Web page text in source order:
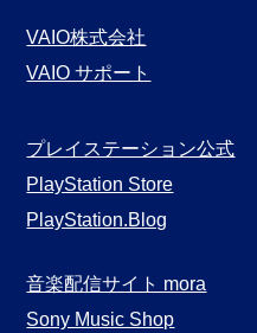
VAIO株式会社
VAIO サポート
プレイステーション公式
PlayStation Store
PlayStation.Blog
音楽配信サイト mora
Sony Music Shop